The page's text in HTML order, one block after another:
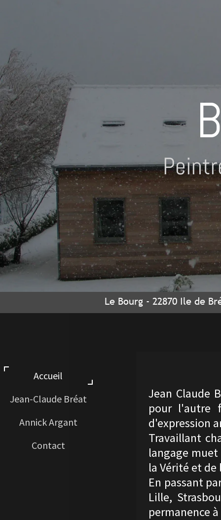
Accueil
Jean-Claude Bréat
Annick Argant
Contact
Le Bourg - 22870 Ile de
Jean Claude
pour l'autre
d'expression
Travaillant
langage
la Vérité et
En passant
Lille,
permanence